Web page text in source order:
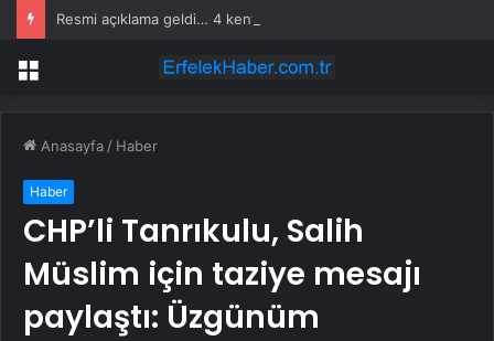
Resmi açıklama geldi… 4 kentte denize giriş yasaklandı
Menü
Anasayfa / Haber
Haber
CHP’li Tanrıkulu, Salih
Müslim için taziye mesajı
paylaştı: Üzgünüm